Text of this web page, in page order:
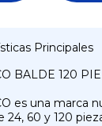
Principales
BALDE 120
es una marca
24, 60 y 120